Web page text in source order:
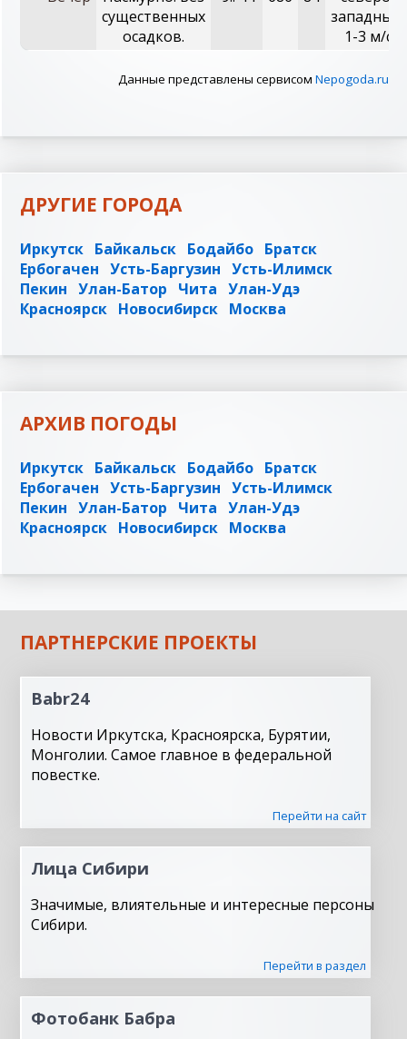
существенных
осадков.
западный,
1-3 м/с
Данные представлены сервисом Nepogoda.ru
ДРУГИЕ ГОРОДА
Иркутск Байкальск Бодайбо Братск
Ербогачен Усть-Баргузин Усть-Илимск
Пекин Улан-Батор Чита Улан-Удэ
Красноярск Новосибирск Москва
АРХИВ ПОГОДЫ
Иркутск Байкальск Бодайбо Братск
Ербогачен Усть-Баргузин Усть-Илимск
Пекин Улан-Батор Чита Улан-Удэ
Красноярск Новосибирск Москва
ПАРТНЕРСКИЕ ПРОЕКТЫ
Babr24
Новости Иркутска, Красноярска, Бурятии,
Монголии. Самое главное в федеральной
повестке.
Перейти на сайт
Лица Сибири
Значимые, влиятельные и интересные персоны
Сибири.
Перейти в раздел
Фотобанк Бабра